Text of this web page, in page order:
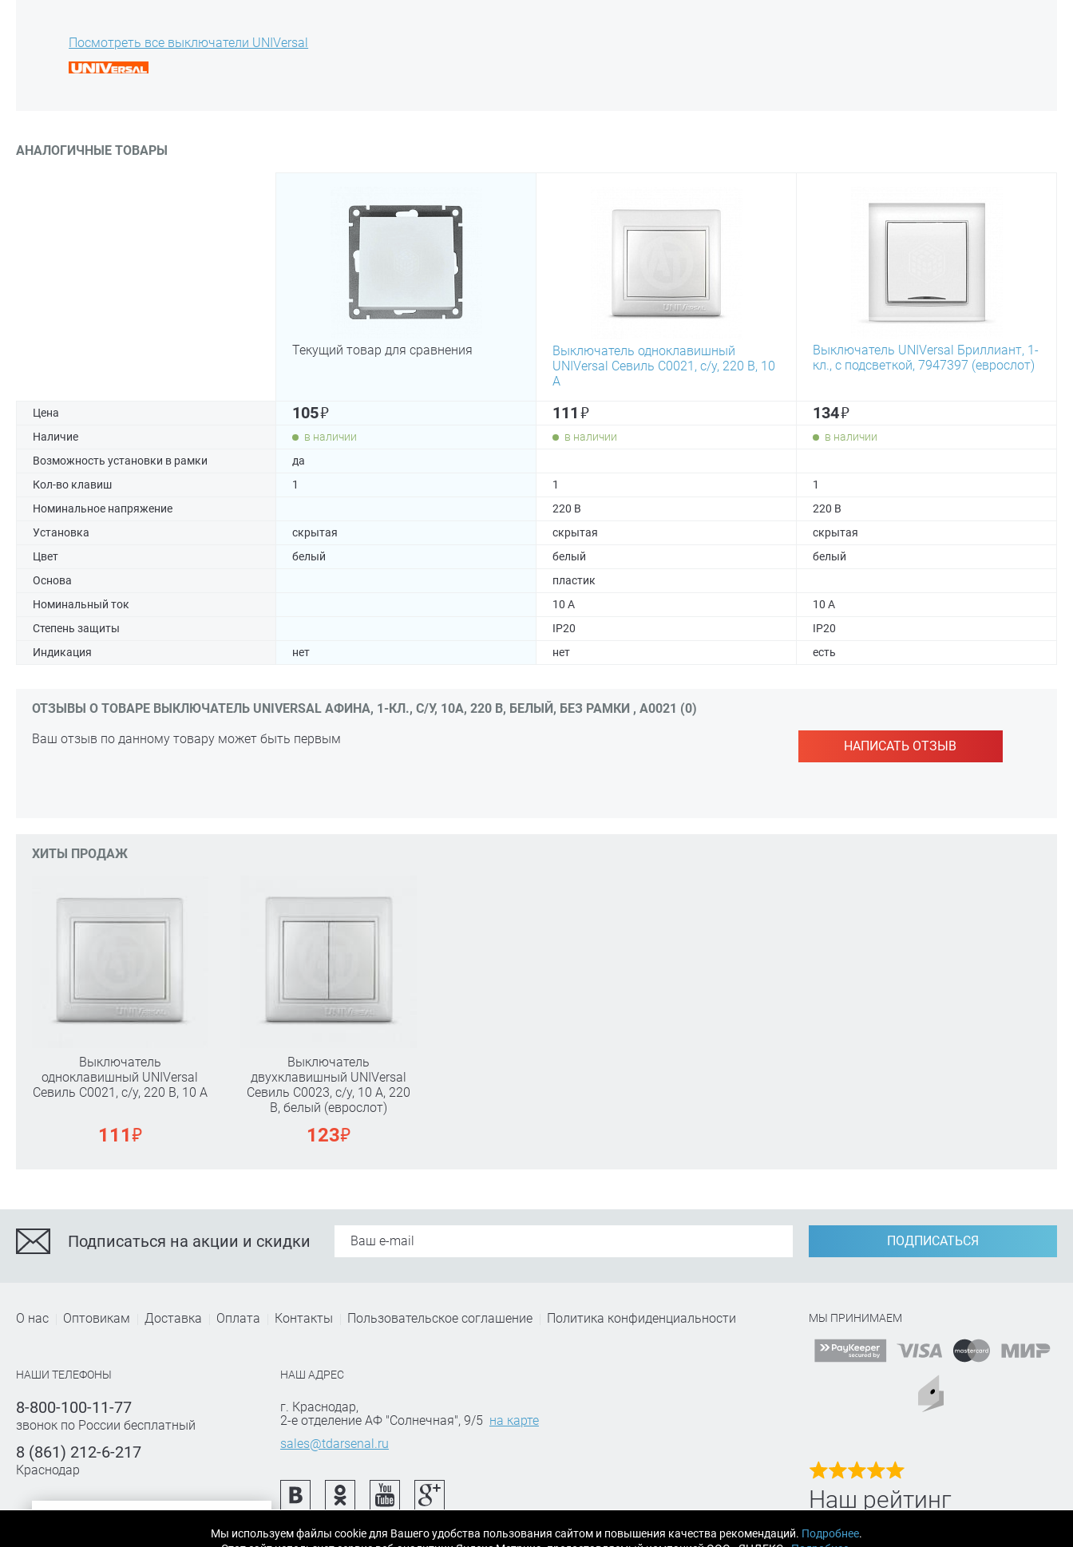
Посмотреть все выключатели UNIVersal
АНАЛОГИЧНЫЕ ТОВАРЫ
Текущий товар для сравнения
Выключатель одноклавишный
UNIVersal Севиль С0021, с/у, 220 В, 10
А
Выключатель UNIVersal Бриллиант, 1-
кл., с подсветкой, 7947397 (еврослот)
Цена 105₽ 111 ₽ 134₽
Наличие в наличии в наличии
в наличии
Возможность установки в рамки
да
Кол-во клавиш
1 1
1
Номинальное напряжение
220 В
220 В
Установка
скрытая скрытая
скрытая
Цвет
белый белый
белый
Основа
пластик
Номинальный ток
10 А
10 А
Степень защиты
IP20
IP20
Индикация
нет нет есть
ОТЗЫВЫ О ТОВАРЕ ВЫКЛЮЧАТЕЛЬ UNIVERSAL АФИНА, 1-КЛ., С/У, 10А, 220 В, БЕЛЫЙ, БЕЗ РАМКИ , A0021 (0)
НАПИСАТЬ ОТЗЫВ
Ваш отзыв по данному товару может быть первым
ХИТЫ ПРОДАЖ
Выключатель
одноклавишный UNIVersal
Севиль С0021, с/у, 220 В, 10 А
111₽
Выключатель
двухклавишный UNIVersal
Севиль С0023, с/у, 10 А, 220
В, белый (еврослот)
123₽
Подписаться на акции и скидки ПОДПИСАТЬСЯ
О нас Оптовикам Доставка Оплата Контакты Пользовательское соглашение Политика конфиденциальности
НАШИ ТЕЛЕФОНЫ
8-800-100-11-77
звонок по России бесплатный
8 (861) 212-6-217
Краснодар
НАШ АДРЕС
г. Краснодар,
2-е отделение АФ "Солнечная", 9/5 на карте
sales@tdarsenal.ru
МЫ ПРИНИМАЕМ
Наш рейтинг
на Яндекс маркет
Мы используем файлы cookie для Вашего удобства пользования сайтом и повышения качества рекомендаций. Подробнее.
×
Этот товар купили 15